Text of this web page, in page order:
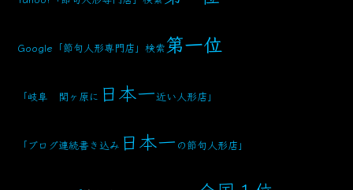
Google「節句人形専門店」検索第一位
「岐阜 関ヶ原に 日本一近い人形店」
「ブログ連続書き込み 日本一 の節句人形店」